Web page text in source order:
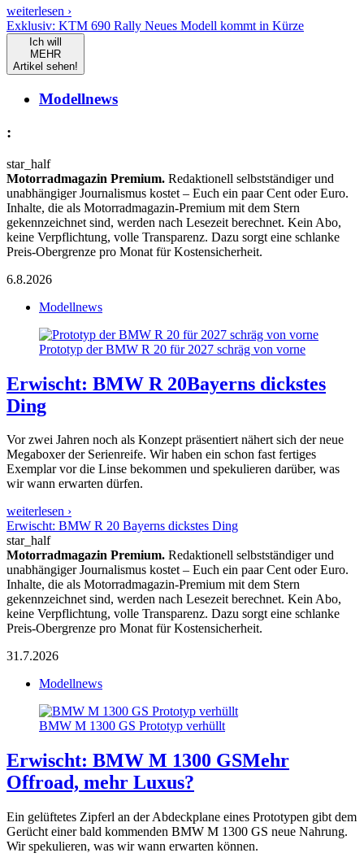
weiterlesen ›
Exklusiv: KTM 690 Rally Neues Modell kommt in Kürze
Ich will
MEHR
Artikel sehen!
Modellnews
:
star_half
Motorradmagazin Premium. Redaktionell selbstständiger und
unabhängiger Journalismus kostet – Euch ein paar Cent oder Euro.
Inhalte, die als Motorradmagazin-Premium mit dem Stern
gekennzeichnet sind, werden nach Lesezeit berechnet. Kein Abo,
keine Verpflichtung, volle Transparenz. Dazu sorgt eine schlanke
Preis-Obergrenze pro Monat für Kostensicherheit.
6.8.2026
Modellnews
Prototyp der BMW R 20 für 2027 schräg von vorne
Erwischt: BMW R 20Bayerns dickstes
Ding
Vor zwei Jahren noch als Konzept präsentiert nähert sich der neue
Megaboxer der Serienreife. Wir haben ein schon fast fertiges
Exemplar vor die Linse bekommen und spekulieren darüber, was
wir wann erwarten dürfen.
weiterlesen ›
Erwischt: BMW R 20 Bayerns dickstes Ding
star_half
Motorradmagazin Premium. Redaktionell selbstständiger und
unabhängiger Journalismus kostet – Euch ein paar Cent oder Euro.
Inhalte, die als Motorradmagazin-Premium mit dem Stern
gekennzeichnet sind, werden nach Lesezeit berechnet. Kein Abo,
keine Verpflichtung, volle Transparenz. Dazu sorgt eine schlanke
Preis-Obergrenze pro Monat für Kostensicherheit.
31.7.2026
Modellnews
BMW M 1300 GS Prototyp verhüllt
Erwischt: BMW M 1300 GSMehr
Offroad, mehr Luxus?
Ein gelüftetes Zipferl an der Abdeckplane eines Prototypen gibt dem
Gerücht einer bald kommenden BMW M 1300 GS neue Nahrung.
Wir spekulieren, was wir wann erwarten können.